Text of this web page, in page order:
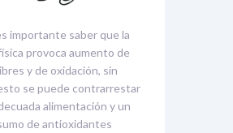
importante saber que la
provoca aumento de
y de oxidación, sin
se puede contrarrestar
alimentación y un
de antioxidantes